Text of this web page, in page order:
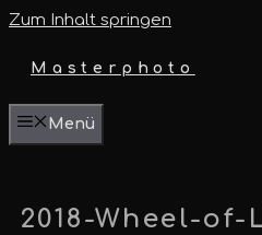
Zum Inhalt springen
Masterphoto
Menü
2018-Wheel-